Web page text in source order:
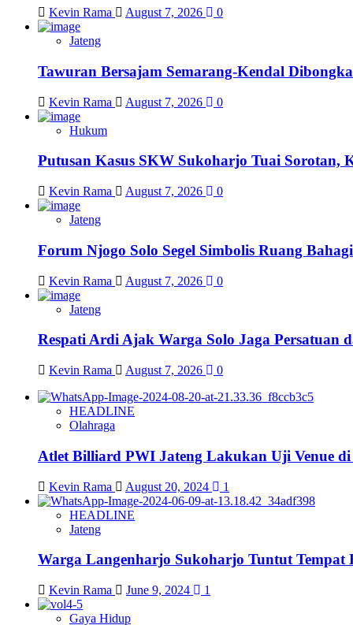
Kevin Rama August 7, 2026 0
Jateng
Tawuran Bersajam Semarang-Kendal
Kevin Rama August 7, 2026 0
Hukum
Putusan Kasus SKW Sukoharjo Tuai Sorotan,
Kevin Rama August 7, 2026 0
Jateng
Forum Njogo Solo Segel Simbolis Ruang
Kevin Rama August 7, 2026 0
Jateng
Respati Ardi Ajak Warga Solo Jaga
Kevin Rama August 7, 2026 0
HEADLINE
Olahraga
Atlet Billiard PWI Jateng Lakukan Uji Venue
Kevin Rama August 20, 2024 1
HEADLINE
Jateng
Warga Langenharjo Sukoharjo Tuntut Tempat
Kevin Rama June 9, 2024 1
Gaya Hidup